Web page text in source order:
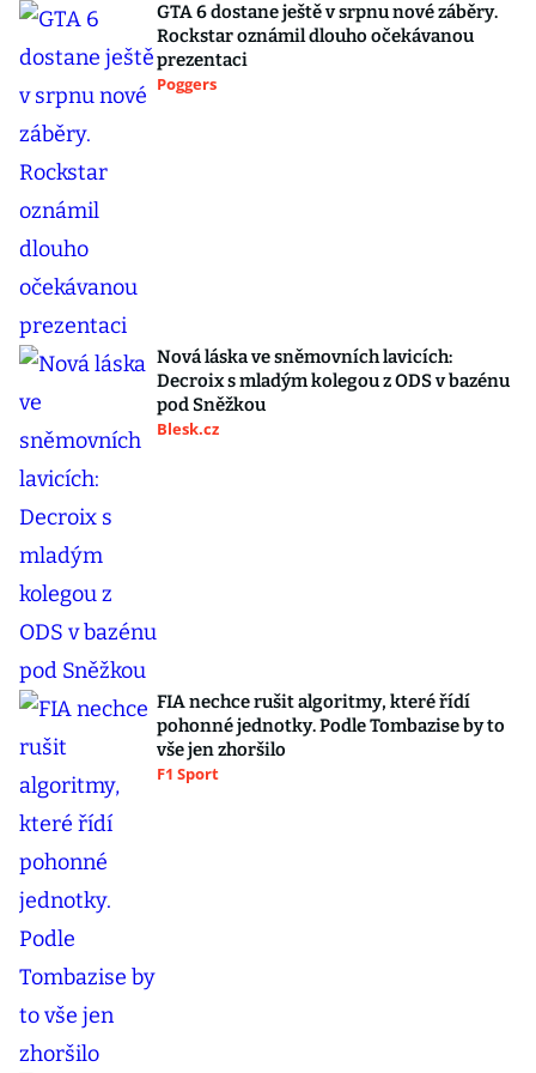
GTA 6 dostane ještě v srpnu nové záběry.
Rockstar oznámil dlouho očekávanou
prezentaci
Poggers
Nová láska ve sněmovních lavicích:
Decroix s mladým kolegou z ODS v bazénu
pod Sněžkou
Blesk.cz
FIA nechce rušit algoritmy, které řídí
pohonné jednotky. Podle Tombazise by to
vše jen zhoršilo
F1 Sport